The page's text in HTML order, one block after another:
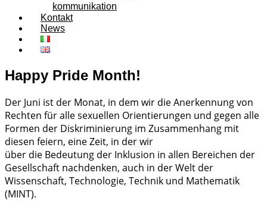
kommunikation
Kontakt
News
Happy Pride Month!
Der Juni ist der Monat, in dem wir die Anerkennung von
Rechten für alle sexuellen Orientierungen und gegen alle
Formen der Diskriminierung im Zusammenhang mit
diesen feiern, eine Zeit, in der wir
über die Bedeutung der Inklusion in allen Bereichen der
Gesellschaft nachdenken, auch in der Welt der
Wissenschaft, Technologie, Technik und Mathematik
(MINT).